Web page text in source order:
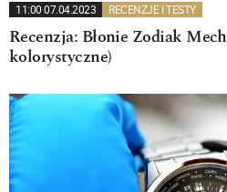
11:00 07.04.2023 RECENZJE I TESTY
Recenzja: Błonie Zodiak
kolorystyczne)